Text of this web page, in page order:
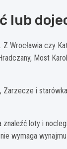
lub
Wrocławia czy
Most
Zarzecze i
loty i
wymaga